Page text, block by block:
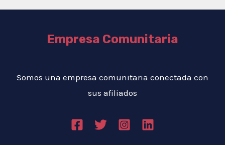
Empresa Comunitaria
Somos una empresa comunitaria conectada con
sus afiliados